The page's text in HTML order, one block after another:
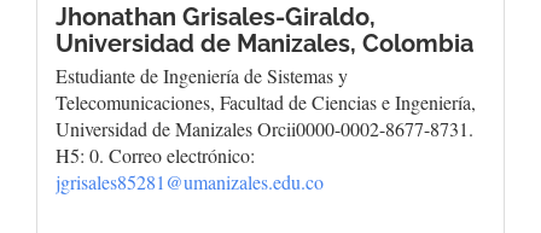
Jhonathan Grisales-Giraldo,
Universidad de Manizales, Colombia
Estudiante de Ingeniería de Sistemas y
Telecomunicaciones, Facultad de Ciencias e Ingeniería,
Universidad de Manizales Orcii0000-0002-8677-8731.
H5: 0. Correo electrónico:
jgrisales85281@umanizales.edu.co